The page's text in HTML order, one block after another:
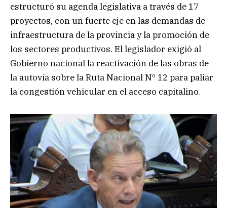
estructuró su agenda legislativa a través de 17
proyectos, con un fuerte eje en las demandas de
infraestructura de la provincia y la promoción de
los sectores productivos. El legislador exigió al
Gobierno nacional la reactivación de las obras de
la autovía sobre la Ruta Nacional Nº 12 para paliar
la congestión vehicular en el acceso capitalino.